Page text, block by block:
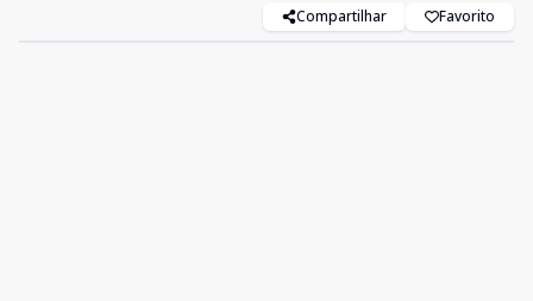
Compartilhar Favorito